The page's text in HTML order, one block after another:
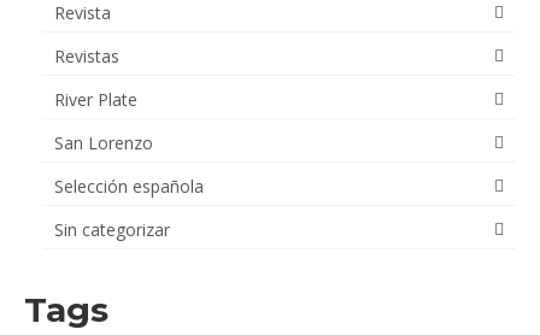
Revista
Revistas
River Plate
San Lorenzo
Selección española
Sin categorizar
Tags